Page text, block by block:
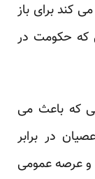
برای باز
که حکومت در
که باعث می
در برابر
و عرصه عمومی